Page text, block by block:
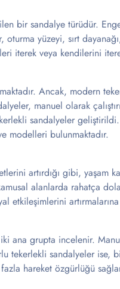
bir sandalye türüdür.
oturma yüzeyi, sırt
iterek veya kendilerini
Ancak, modern
manuel olarak
sandalyeler
modelleri bulunmaktadır.
artırdığı gibi, yaşam
alanlarda rahatça
etkileşimlerini
ana grupta incelenir.
tekerlekli sandalyeler ise,
fazla hareket özgürlüğü